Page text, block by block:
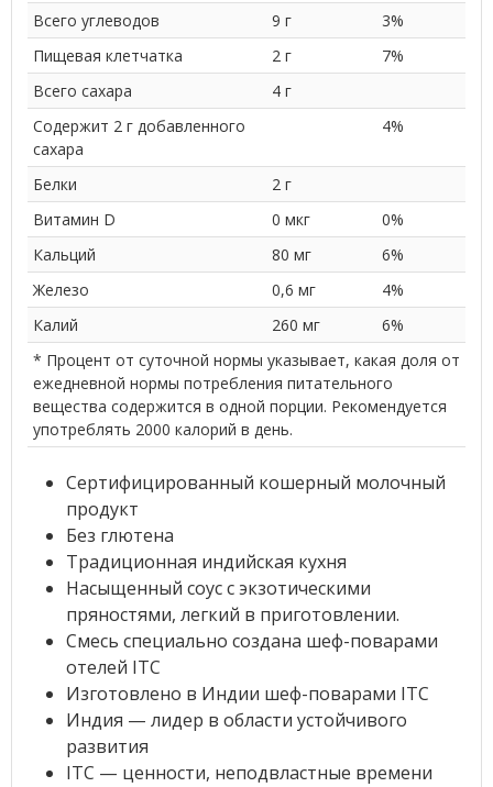
Всего углеводов
9 г
3%
Пищевая клетчатка
2 г
7%
Всего сахара
4 г
Содержит 2 г добавленного
сахара
4%
Белки
2 г
Витамин D
0 мкг
0%
Кальций
80 мг
6%
Железо
0,6 мг
4%
Калий
260 мг
6%
* Процент от суточной нормы указывает, какая доля от
ежедневной нормы потребления питательного
вещества содержится в одной порции. Рекомендуется
употреблять 2000 калорий в день.
Сертифицированный кошерный молочный
продукт
Без глютена
Традиционная индийская кухня
Насыщенный соус с экзотическими
пряностями, легкий в приготовлении.
Смесь специально создана шеф-поварами
отелей ITC
Изготовлено в Индии шеф-поварами ITC
Индия — лидер в области устойчивого
развития
ITC — ценности, неподвластные времени